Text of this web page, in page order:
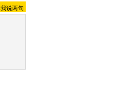
我说两句